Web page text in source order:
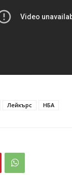
Лейкърс НБА